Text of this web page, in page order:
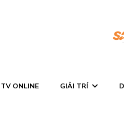
TV ONLINE GIẢI TRÍ